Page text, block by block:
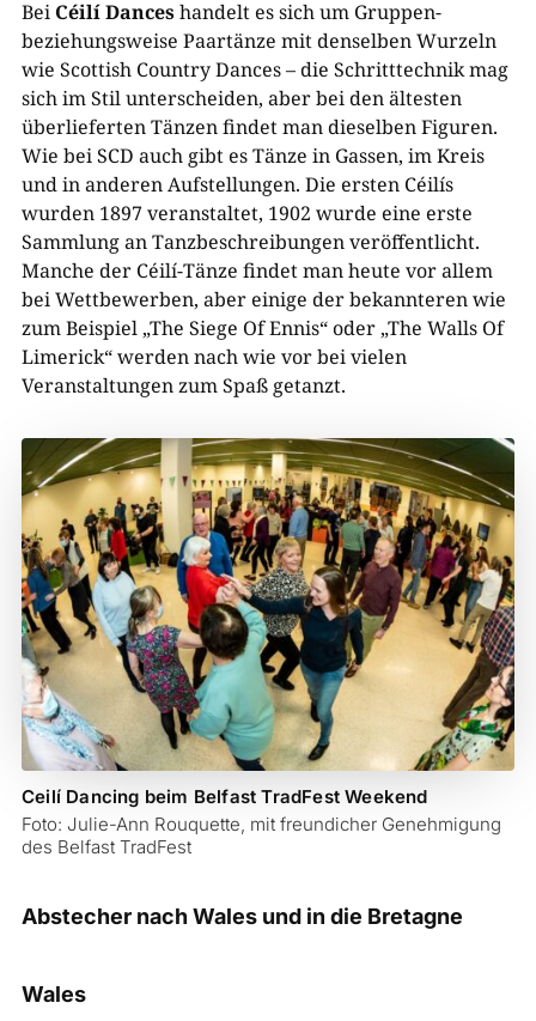
Bei Céilí Danceshandelt es sich um Gruppen-
beziehungsweise Paartänze mit denselben Wurzeln
wie Scottish Country Dances – ­die Schritttechnik mag
sich im Stil unterscheiden, aber bei den ältesten
überlieferten Tänzen findet man dieselben Figuren.
Wie bei SCD auch gibt es Tänze in Gassen, im Kreis
und in anderen Aufstellungen. Die ersten Céilís
wurden 1897 veranstaltet, 1902 wurde eine erste
Sammlung an Tanzbeschreibungen veröffentlicht.
Manche der Céilí-Tänze findet man heute vor allem
bei Wettbewerben, aber einige der bekannteren wie
zum Beispiel „The Siege Of Ennis“ oder „The Walls Of
Limerick“ werden nach wie vor bei vielen
Veranstaltungen zum Spaßgetanzt.
Ceilí Dancing beim Belfast TradFest Weekend
Foto: Julie-Ann Rouquette, mit freundicher Genehmigung
des Belfast TradFest
Abstecher nach Wales und in die Bretagne
Wales